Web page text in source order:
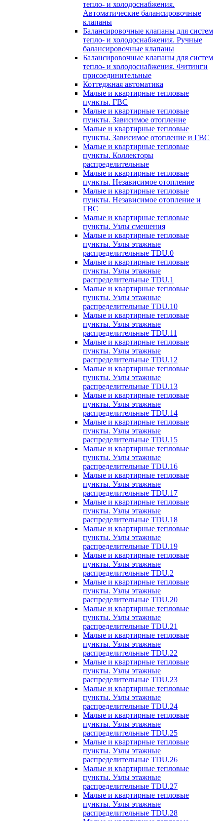
тепло- и холодоснабжения.
Автоматические балансировочные
клапаны
Балансировочные клапаны для систем
тепло- и холодоснабжения. Ручные
балансировочные клапаны
Балансировочные клапаны для систем
тепло- и холодоснабжения. Фитинги
присоединительные
Коттеджная автоматика
Малые и квартирные тепловые
пункты. ГВС
Малые и квартирные тепловые
пункты. Зависимое отопление
Малые и квартирные тепловые
пункты. Зависимое отопление и ГВС
Малые и квартирные тепловые
пункты. Коллекторы
распределительные
Малые и квартирные тепловые
пункты. Независимое отопление
Малые и квартирные тепловые
пункты. Независимое отопление и
ГВС
Малые и квартирные тепловые
пункты. Узлы смешения
Малые и квартирные тепловые
пункты. Узлы этажные
распределительные TDU.0
Малые и квартирные тепловые
пункты. Узлы этажные
распределительные TDU.1
Малые и квартирные тепловые
пункты. Узлы этажные
распределительные TDU.10
Малые и квартирные тепловые
пункты. Узлы этажные
распределительные TDU.11
Малые и квартирные тепловые
пункты. Узлы этажные
распределительные TDU.12
Малые и квартирные тепловые
пункты. Узлы этажные
распределительные TDU.13
Малые и квартирные тепловые
пункты. Узлы этажные
распределительные TDU.14
Малые и квартирные тепловые
пункты. Узлы этажные
распределительные TDU.15
Малые и квартирные тепловые
пункты. Узлы этажные
распределительные TDU.16
Малые и квартирные тепловые
пункты. Узлы этажные
распределительные TDU.17
Малые и квартирные тепловые
пункты. Узлы этажные
распределительные TDU.18
Малые и квартирные тепловые
пункты. Узлы этажные
распределительные TDU.19
Малые и квартирные тепловые
пункты. Узлы этажные
распределительные TDU.2
Малые и квартирные тепловые
пункты. Узлы этажные
распределительные TDU.20
Малые и квартирные тепловые
пункты. Узлы этажные
распределительные TDU.21
Малые и квартирные тепловые
пункты. Узлы этажные
распределительные TDU.22
Малые и квартирные тепловые
пункты. Узлы этажные
распределительные TDU.23
Малые и квартирные тепловые
пункты. Узлы этажные
распределительные TDU.24
Малые и квартирные тепловые
пункты. Узлы этажные
распределительные TDU.25
Малые и квартирные тепловые
пункты. Узлы этажные
распределительные TDU.26
Малые и квартирные тепловые
пункты. Узлы этажные
распределительные TDU.27
Малые и квартирные тепловые
пункты. Узлы этажные
распределительные TDU.28